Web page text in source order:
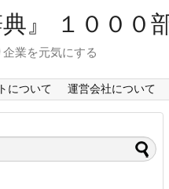
典』 １００
業を元気にする
について 運営会社について